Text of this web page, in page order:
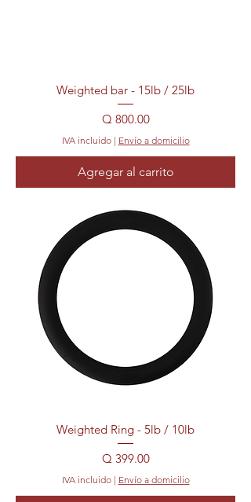
Weighted bar - 15lb / 25lb
Precio
Q 800.00
IVA incluido| Envío a domicilio
Agregar al carrito
Weighted Ring - 5lb / 10lb
Precio
Q 399.00
IVA incluido| Envío a domicilio